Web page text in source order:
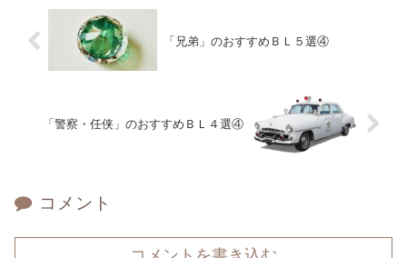
「兄弟」のおすすめＢＬ５選④
「警察・任侠」のおすすめＢＬ４選④
コメント